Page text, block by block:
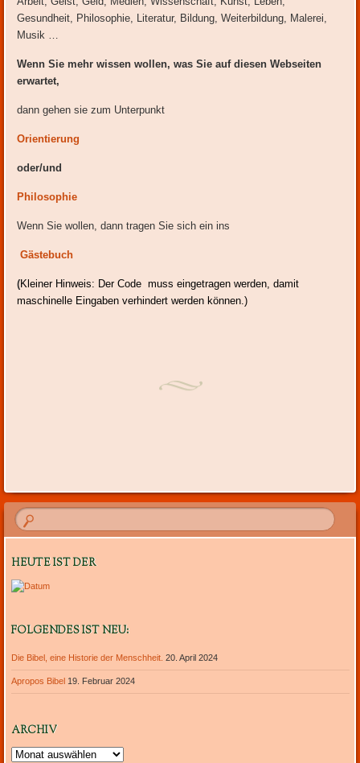
Gesundheit, Philosophie, Literatur, Bildung, Weiterbildung, Malerei,
Musik …
Wenn Sie mehr wissen wollen, was Sie auf diesen Webseiten
erwartet,
dann gehen sie zum Unterpunkt
Orientierung
oder/und
Philosophie
Wenn Sie wollen, dann tragen Sie sich ein ins
Gästebuch
(Kleiner Hinweis: Der Code muss eingetragen werden, damit
maschinelle Eingaben verhindert werden können.)
HEUTE IST DER
FOLGENDES IST NEU:
Die Bibel, eine Historie der Menschheit. 20. April 2024
Apropos Bibel 19. Februar 2024
ARCHIV
Archiv